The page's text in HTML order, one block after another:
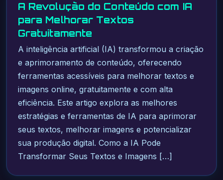
A Revolução do Conteúdo com IA
para Melhorar Textos
Gratuitamente
A inteligência artificial (IA) transformou a criação
e aprimoramento de conteúdo, oferecendo
ferramentas acessíveis para melhorar textos e
imagens online, gratuitamente e com alta
eficiência. Este artigo explora as melhores
estratégias e ferramentas de IA para aprimorar
seus textos, melhorar imagens e potencializar
sua produção digital. Como a IA Pode
Transformar Seus Textos e Imagens […]